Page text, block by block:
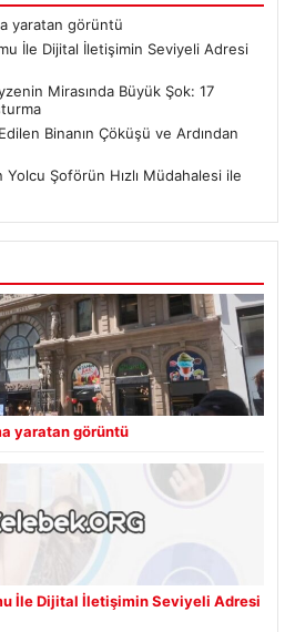
yaratan görüntü
İle Dijital İletişimin Seviyeli Adresi
Mirasında Büyük Şok: 17
Binanın Çöküşü ve Ardından
Şoförün Hızlı Müdahalesi ile
yaratan görüntü
İle Dijital İletişimin Seviyeli Adresi